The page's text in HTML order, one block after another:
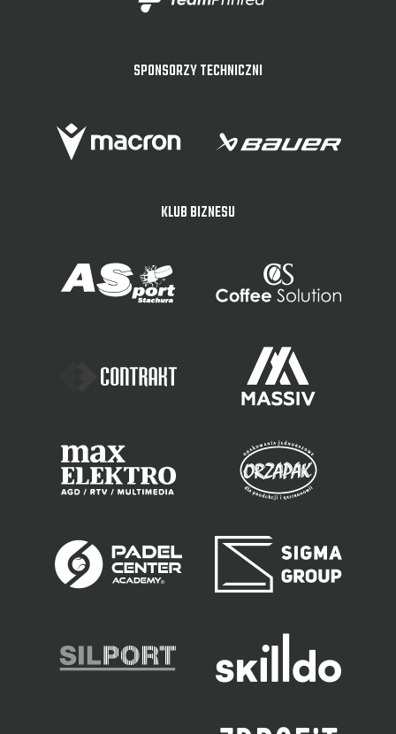
SPONSORZY TECHNICZNI
KLUB BIZNESU